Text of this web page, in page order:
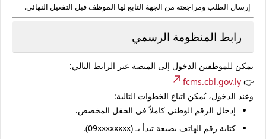
إرسال الطلب ومراجعته من الجهة التابع لها الموظف قبل التفعيل النهائي.
رابط المنظومة الرسمي
يمكن للموظفين الدخول إلى المنصة عبر الرابط التالي:
👉
fcms.cbl.gov.ly
وعند الدخول، يُمكن اتباع الخطوات التالية:
إدخال الرقم الوطني كاملاً في الحقل المخصص.
كتابة رقم الهاتف بصيغة تبدأ بـ (09xxxxxxxx).